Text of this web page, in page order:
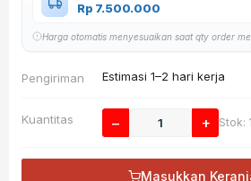
Rp 7.500.000
Harga otomatis menyesuaikan saat qty order
Pengiriman Estimasi 1–2 hari kerja
Kuantitas − + Stok: 1
Masukkan